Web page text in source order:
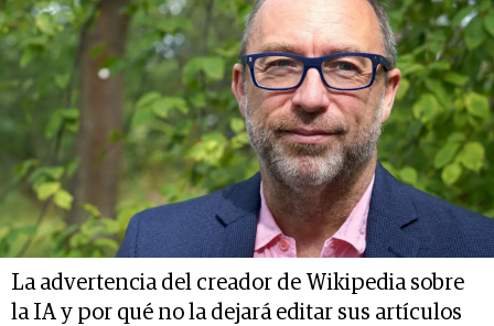
La advertencia del creador de Wikipedia sobre
la IA y por qué no la dejará editar sus artículos